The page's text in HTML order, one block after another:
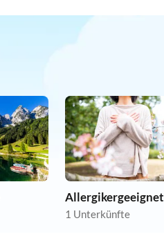
Allergikergeeignet
1 Unterkünfte